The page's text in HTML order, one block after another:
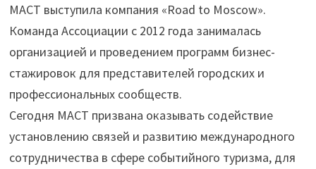
МАСТ выступила компания «Road to Moscow».
Команда Ассоциации с 2012 года занималась
организацией и проведением программ бизнес-
стажировок для представителей городских и
профессиональных сообществ.
Сегодня МАСТ призвана оказывать содействие
установлению связей и развитию международного
сотрудничества в сфере событийного туризма, для